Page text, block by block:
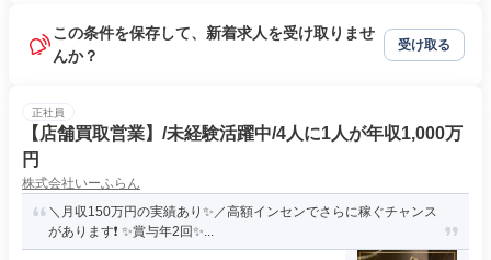
この条件を保存して、新着求人を受け取りませ
んか？
受け取る
正社員
【店舗買取営業】/未経験活躍中/4人に1人が年収1,000万
円
株式会社いーふらん
＼月収150万円の実績あり✨／高額インセンでさらに稼ぐチャンス
があります❗ ✨賞与年2回✨...